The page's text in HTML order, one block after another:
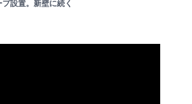
設置。新壁に続く